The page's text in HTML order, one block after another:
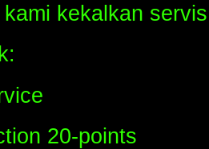
kekalkan
20-points